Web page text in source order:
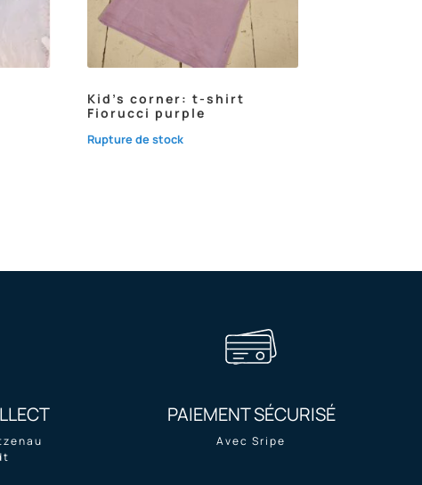
Kid’s corner: t-shirt
Fiorucci purple
Rupture de stock
PAIEMENT SÉCURISÉ
Avec Sripe